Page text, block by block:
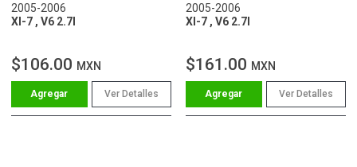
2005-2006
Xl-7 , V6 2.7l
$106.00 MXN
Ver Detalles
2005-2006
Xl-7 , V6 2.7l
$161.00 MXN
Ver Detalles